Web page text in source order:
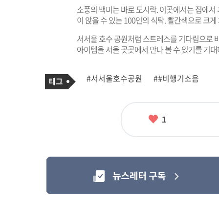
소풍의 백미는 바로 도시락. 이곳에서는 집에
이 앉을 수 있는 100인의 식탁. 빨간색으로 크
서서울 호수 공원처럼 스트레스를 기다림으로
아이템을 서울 곳곳에서 만나 볼 수 있기를 기
사
태
그
#서서울호수공원 ##비행기소음
좋
1